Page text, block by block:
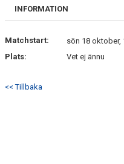
DOKUMENT
INFORMATION
Matchstart:
sön 18 oktober,
Plats:
Vet ej ännu
<< Tillbaka